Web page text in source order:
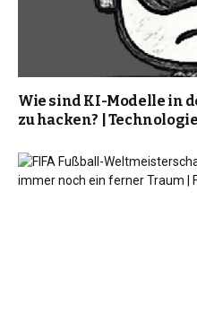
Wie sind KI-Modelle in
zu hacken? |